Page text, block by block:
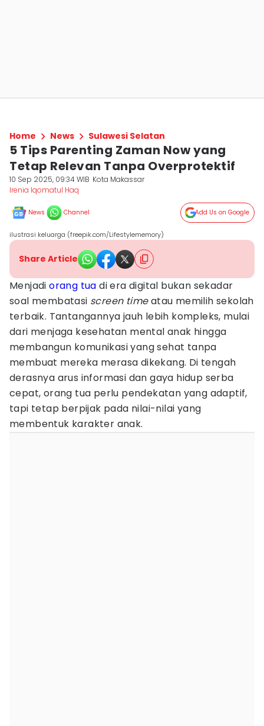
Home News Sulawesi Selatan
5 Tips Parenting Zaman Now yang
Tetap Relevan Tanpa Overprotektif
10 Sep 2025, 09:34 WIB Kota Makassar
Irenia Iqomatul Haq
News Channel Add Us on Google
ilustrasi keluarga (freepik.com/Lifestylememory)
Share Article
Menjadiorang tua di era digital bukan sekadar
soal membatasi screen timeatau memilih sekolah
terbaik. Tantangannya jauh lebih kompleks, mulai
dari menjaga kesehatan mental anak hingga
membangun komunikasi yang sehat tanpa
membuat mereka merasa dikekang. Di tengah
derasnya arus informasi dan gaya hidup serba
cepat, orang tua perlu pendekatan yang adaptif,
tapi tetap berpijak pada nilai-nilai yang
membentuk karakter anak.